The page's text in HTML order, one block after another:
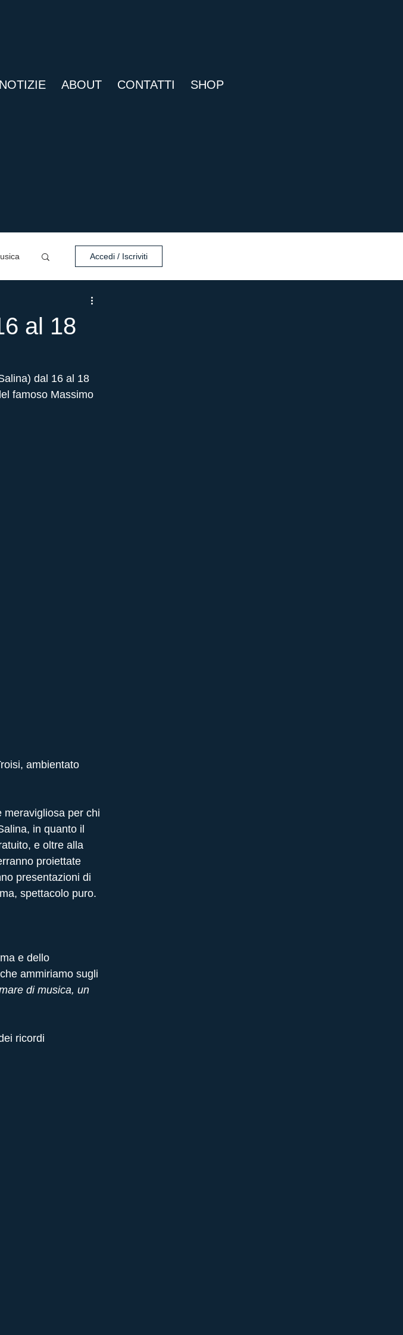
NOTIZIE ABOUT CONTATTI SHOP
Accedi / Iscriviti
al 18
dal 16 al 18
famoso Massimo
ambientato
meravigliosa per chi
in quanto il
e oltre alla
proiettate
presentazioni di
spettacolo puro.
e dello
ammiriamo sugli
di musica, un
ricordi